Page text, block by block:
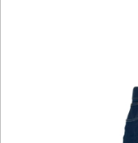
оставить затяжки.